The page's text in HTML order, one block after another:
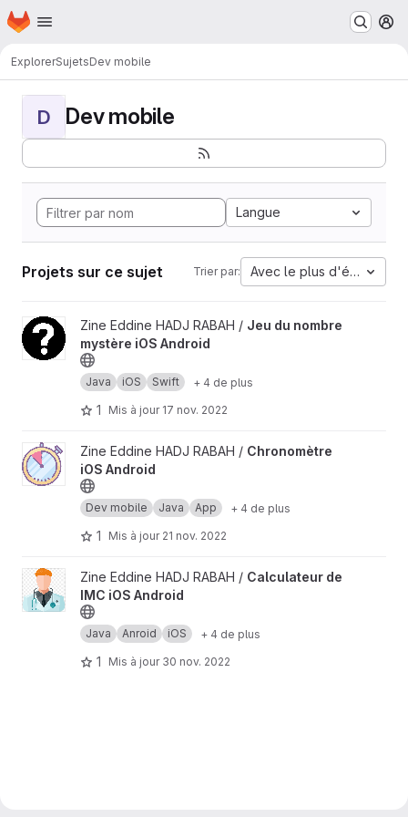
Passer au contenu principal
Page d'accueil
ExplorerSujetsDev mobile
D Dev mobile
Langue
Projets sur ce sujet Trier par: Avec le plus d'étoiles
Afficher le projet Jeu du nombre mystère iOS Android
Zine Eddine HADJ RABAH / Jeu du nombre
mystère iOS Android
Java iOS Swift + 4 de plus
1 Mis à jour 17 nov. 2022
Afficher le projet Chronomètre iOS Android
Zine Eddine HADJ RABAH / Chronomètre
iOS Android
Dev mobile Java App + 4 de plus
1 Mis à jour 21 nov. 2022
Afficher le projet Calculateur de IMC iOS Android
Zine Eddine HADJ RABAH / Calculateur de
IMC iOS Android
Java Anroid iOS + 4 de plus
1 Mis à jour 30 nov. 2022